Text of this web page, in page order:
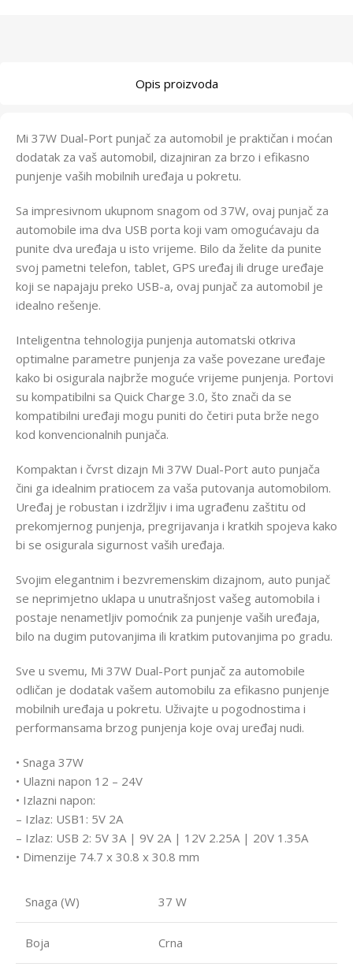
Opis proizvoda
Mi 37W Dual-Port punjač za automobil je praktičan i moćan
dodatak za vaš automobil, dizajniran za brzo i efikasno
punjenje vaših mobilnih uređaja u pokretu.
Sa impresivnom ukupnom snagom od 37W, ovaj punjač za
automobile ima dva USB porta koji vam omogućavaju da
punite dva uređaja u isto vrijeme. Bilo da želite da punite
svoj pametni telefon, tablet, GPS uređaj ili druge uređaje
koji se napajaju preko USB-a, ovaj punjač za automobil je
idealno rešenje.
Inteligentna tehnologija punjenja automatski otkriva
optimalne parametre punjenja za vaše povezane uređaje
kako bi osigurala najbrže moguće vrijeme punjenja. Portovi
su kompatibilni sa Quick Charge 3.0, što znači da se
kompatibilni uređaji mogu puniti do četiri puta brže nego
kod konvencionalnih punjača.
Kompaktan i čvrst dizajn Mi 37W Dual-Port auto punjača
čini ga idealnim pratiocem za vaša putovanja automobilom.
Uređaj je robustan i izdržljiv i ima ugrađenu zaštitu od
prekomjernog punjenja, pregrijavanja i kratkih spojeva kako
bi se osigurala sigurnost vaših uređaja.
Svojim elegantnim i bezvremenskim dizajnom, auto punjač
se neprimjetno uklapa u unutrašnjost vašeg automobila i
postaje nenametljiv pomoćnik za punjenje vaših uređaja,
bilo na dugim putovanjima ili kratkim putovanjima po gradu.
Sve u svemu, Mi 37W Dual-Port punjač za automobile
odličan je dodatak vašem automobilu za efikasno punjenje
mobilnih uređaja u pokretu. Uživajte u pogodnostima i
performansama brzog punjenja koje ovaj uređaj nudi.
• Snaga 37W
• Ulazni napon 12 – 24V
• Izlazni napon:
– Izlaz: USB1: 5V 2A
– Izlaz: USB 2: 5V 3A | 9V 2A | 12V 2.25A | 20V 1.35A
• Dimenzije 74.7 x 30.8 x 30.8 mm
Snaga (W) 37 W
Boja Crna